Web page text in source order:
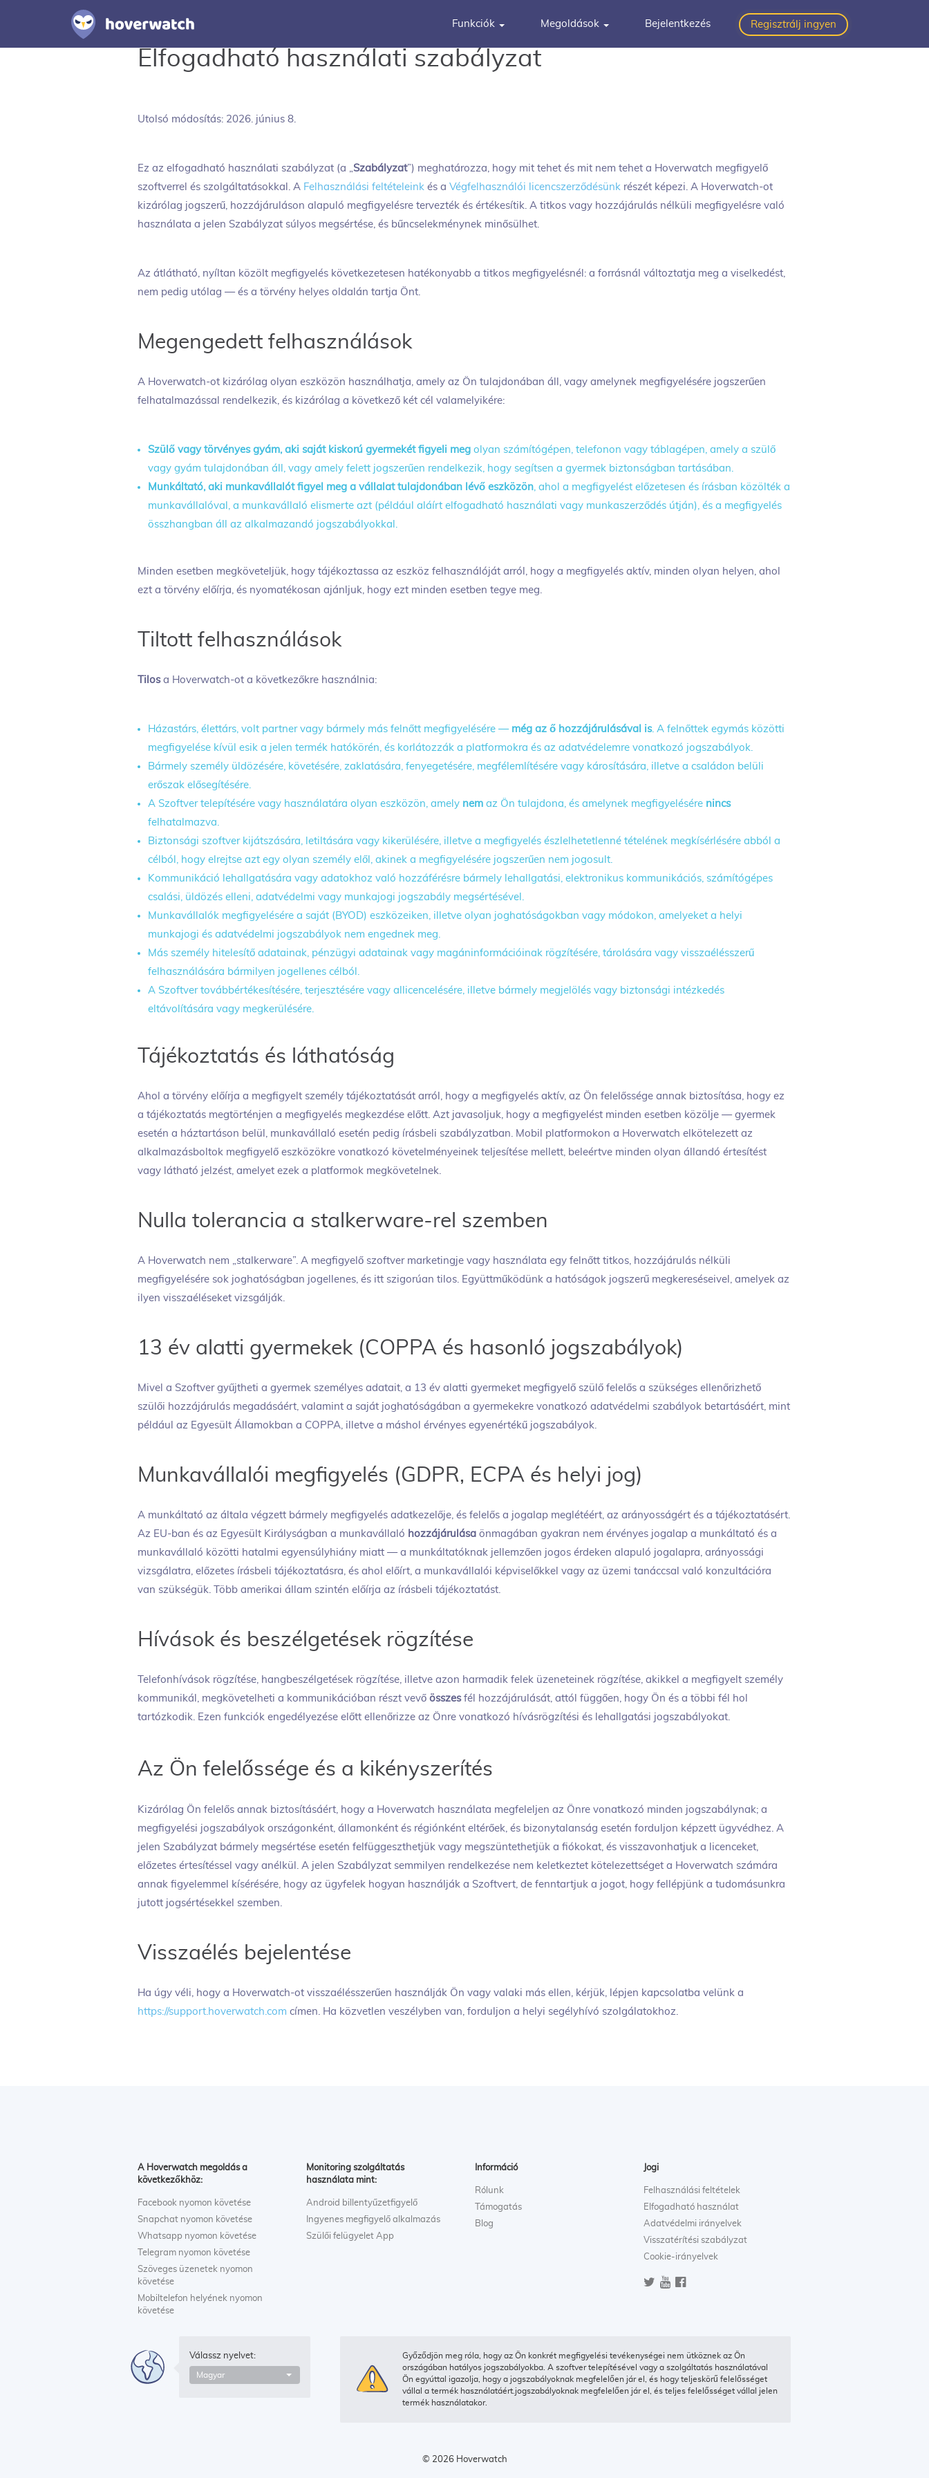
Funkciók Megoldások Bejelentkezés Regisztrálj ingyen
Elfogadható használati szabályzat
Utolsó módosítás: 2026. június 8.
Ez az elfogadható használati szabályzat (a „Szabályzat”) meghatározza, hogy mit tehet és mit nem tehet a Hoverwatch megfigyelő
szoftverrel és szolgáltatásokkal. A Felhasználási feltételeink és aVégfelhasználói licencszerződésünk részét képezi. A Hoverwatch-ot
kizárólag jogszerű, hozzájáruláson alapuló megfigyelésre tervezték és értékesítik. A titkos vagy hozzájárulás nélküli megfigyelésre való
használata a jelen Szabályzat súlyos megsértése, és bűncselekménynek minősülhet.
Az átlátható, nyíltan közölt megfigyelés következetesen hatékonyabb a titkos megfigyelésnél: a forrásnál változtatja meg a viselkedést,
nem pedig utólag — és a törvény helyes oldalán tartja Önt.
Megengedett felhasználások
A Hoverwatch-ot kizárólag olyan eszközön használhatja, amely az Ön tulajdonában áll, vagy amelynek megfigyelésére jogszerűen
felhatalmazással rendelkezik, és kizárólag a következő két cél valamelyikére:
Szülő vagy törvényes gyám, aki saját kiskorú gyermekét figyeli meg olyan számítógépen, telefonon vagy táblagépen, amely a szülő
vagy gyám tulajdonában áll, vagy amely felett jogszerűen rendelkezik, hogy segítsen a gyermek biztonságban tartásában.
Munkáltató, aki munkavállalót figyel meg a vállalat tulajdonában lévő eszközön, ahol a megfigyelést előzetesen és írásban közölték a
munkavállalóval, a munkavállaló elismerte azt (például aláírt elfogadható használati vagy munkaszerződés útján), és a megfigyelés
összhangban áll az alkalmazandó jogszabályokkal.
Minden esetben megköveteljük, hogy tájékoztassa az eszköz felhasználóját arról, hogy a megfigyelés aktív, minden olyan helyen, ahol
ezt a törvény előírja, és nyomatékosan ajánljuk, hogy ezt minden esetben tegye meg.
Tiltott felhasználások
Tilosa Hoverwatch-ot a következőkre használnia:
Házastárs, élettárs, volt partner vagy bármely más felnőtt megfigyelésére — még az ő hozzájárulásával is. A felnőttek egymás közötti
megfigyelése kívül esik a jelen termék hatókörén, és korlátozzák a platformokra és az adatvédelemre vonatkozó jogszabályok.
Bármely személy üldözésére, követésére, zaklatására, fenyegetésére, megfélemlítésére vagy károsítására, illetve a családon belüli
erőszak elősegítésére.
A Szoftver telepítésére vagy használatára olyan eszközön, amely nem az Ön tulajdona, és amelynek megfigyelésére nincs
felhatalmazva.
Biztonsági szoftver kijátszására, letiltására vagy kikerülésére, illetve a megfigyelés észlelhetetlenné tételének megkísérlésére abból a
célból, hogy elrejtse azt egy olyan személy elől, akinek a megfigyelésére jogszerűen nem jogosult.
Kommunikáció lehallgatására vagy adatokhoz való hozzáférésre bármely lehallgatási, elektronikus kommunikációs, számítógépes
csalási, üldözés elleni, adatvédelmi vagy munkajogi jogszabály megsértésével.
Munkavállalók megfigyelésére a saját (BYOD) eszközeiken, illetve olyan joghatóságokban vagy módokon, amelyeket a helyi
munkajogi és adatvédelmi jogszabályok nem engednek meg.
Más személy hitelesítő adatainak, pénzügyi adatainak vagy magáninformációinak rögzítésére, tárolására vagy visszaélésszerű
felhasználására bármilyen jogellenes célból.
A Szoftver továbbértékesítésére, terjesztésére vagy allicencelésére, illetve bármely megjelölés vagy biztonsági intézkedés
eltávolítására vagy megkerülésére.
Tájékoztatás és láthatóság
Ahol a törvény előírja a megfigyelt személy tájékoztatását arról, hogy a megfigyelés aktív, az Ön felelőssége annak biztosítása, hogy ez
a tájékoztatás megtörténjen a megfigyelés megkezdése előtt. Azt javasoljuk, hogy a megfigyelést minden esetben közölje — gyermek
esetén a háztartáson belül, munkavállaló esetén pedig írásbeli szabályzatban. Mobil platformokon a Hoverwatch elkötelezett az
alkalmazásboltok megfigyelő eszközökre vonatkozó követelményeinek teljesítése mellett, beleértve minden olyan állandó értesítést
vagy látható jelzést, amelyet ezek a platformok megkövetelnek.
Nulla tolerancia a stalkerware-rel szemben
A Hoverwatch nem „stalkerware”. A megfigyelő szoftver marketingje vagy használata egy felnőtt titkos, hozzájárulás nélküli
megfigyelésére sok joghatóságban jogellenes, és itt szigorúan tilos. Együttműködünk a hatóságok jogszerű megkereséseivel, amelyek az
ilyen visszaéléseket vizsgálják.
13 év alatti gyermekek (COPPA és hasonló jogszabályok)
Mivel a Szoftver gyűjtheti a gyermek személyes adatait, a 13 év alatti gyermeket megfigyelő szülő felelős a szükséges ellenőrizhető
szülői hozzájárulás megadásáért, valamint a saját joghatóságában a gyermekekre vonatkozó adatvédelmi szabályok betartásáért, mint
például az Egyesült Államokban a COPPA, illetve a máshol érvényes egyenértékű jogszabályok.
Munkavállalói megfigyelés (GDPR, ECPA és helyi jog)
A munkáltató az általa végzett bármely megfigyelés adatkezelője, és felelős a jogalap meglétéért, az arányosságért és a tájékoztatásért.
Az EU-ban és az Egyesült Királyságban a munkavállaló hozzájárulása önmagában gyakran nem érvényes jogalap a munkáltató és a
munkavállaló közötti hatalmi egyensúlyhiány miatt — a munkáltatóknak jellemzően jogos érdeken alapuló jogalapra, arányossági
vizsgálatra, előzetes írásbeli tájékoztatásra, és ahol előírt, a munkavállalói képviselőkkel vagy az üzemi tanáccsal való konzultációra
van szükségük. Több amerikai állam szintén előírja az írásbeli tájékoztatást.
Hívások és beszélgetések rögzítése
Telefonhívások rögzítése, hangbeszélgetések rögzítése, illetve azon harmadik felek üzeneteinek rögzítése, akikkel a megfigyelt személy
kommunikál, megkövetelheti a kommunikációban részt vevőösszesfél hozzájárulását, attól függően, hogy Ön és a többi fél hol
tartózkodik. Ezen funkciók engedélyezése előtt ellenőrizze az Önre vonatkozó hívásrögzítési és lehallgatási jogszabályokat.
Az Ön felelőssége és a kikényszerítés
Kizárólag Ön felelős annak biztosításáért, hogy a Hoverwatch használata megfeleljen az Önre vonatkozó minden jogszabálynak; a
megfigyelési jogszabályok országonként, államonként és régiónként eltérőek, és bizonytalanság esetén forduljon képzett ügyvédhez. A
jelen Szabályzat bármely megsértése esetén felfüggeszthetjük vagy megszüntethetjük a fiókokat, és visszavonhatjuk a licenceket,
előzetes értesítéssel vagy anélkül. A jelen Szabályzat semmilyen rendelkezése nem keletkeztet kötelezettséget a Hoverwatch számára
annak figyelemmel kísérésére, hogy az ügyfelek hogyan használják a Szoftvert, de fenntartjuk a jogot, hogy fellépjünk a tudomásunkra
jutott jogsértésekkel szemben.
Visszaélés bejelentése
Ha úgy véli, hogy a Hoverwatch-ot visszaélésszerűen használják Ön vagy valaki más ellen, kérjük, lépjen kapcsolatba velünk a
https://support.hoverwatch.com címen. Ha közvetlen veszélyben van, forduljon a helyi segélyhívó szolgálatokhoz.
A Hoverwatch megoldás a
következőkhöz:
Facebook nyomon követése
Snapchat nyomon követése
Whatsapp nyomon követése
Telegram nyomon követése
Szöveges üzenetek nyomon
követése
Mobiltelefon helyének nyomon
követése
Monitoring szolgáltatás
használata mint:
Android billentyűzetfigyelő
Ingyenes megfigyelő alkalmazás
Szülői felügyelet App
Információ
Rólunk
Támogatás
Blog
Jogi
Felhasználási feltételek
Elfogadható használat
Adatvédelmi irányelvek
Visszatérítési szabályzat
Cookie-irányelvek
Válassz nyelvet:
Magyar
Győződjön meg róla, hogy az Ön konkrét megfigyelési tevékenységei nem ütköznek az Ön
országában hatályos jogszabályokba. A szoftver telepítésével vagy a szolgáltatás használatával
Ön egyúttal igazolja, hogy a jogszabályoknak megfelelően jár el, és hogy teljeskörű felelősséget
vállal a termék használatáért.jogszabályoknak megfelelően jár el, és teljes felelősséget vállal jelen
termék használatakor.
© 2026 Hoverwatch